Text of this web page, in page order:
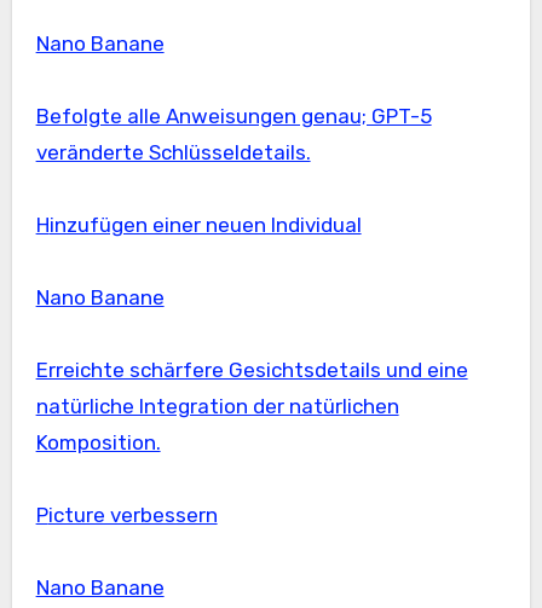
Nano Banane
Befolgte alle Anweisungen genau; GPT-5
veränderte Schlüsseldetails.
Hinzufügen einer neuen Individual
Nano Banane
Erreichte schärfere Gesichtsdetails und eine
natürliche Integration der natürlichen
Komposition.
Picture verbessern
Nano Banane